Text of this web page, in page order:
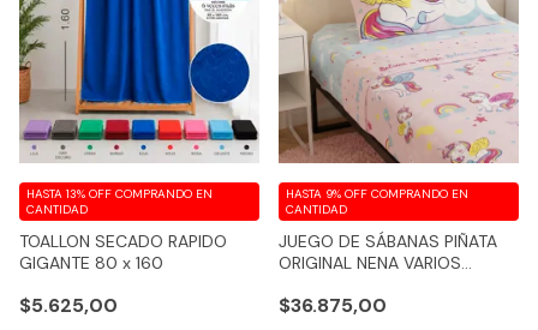
TOALLON SECADO RAPIDO
GIGANTE 80 x 160
$5.625,00
HASTA 13% OFF COMPRANDO EN
CANTIDAD
JUEGO DE SÁBANAS PIÑATA
ORIGINAL NENA VARIOS
$36.875,00
HASTA 9% OFF COMPRANDO EN
CANTIDAD